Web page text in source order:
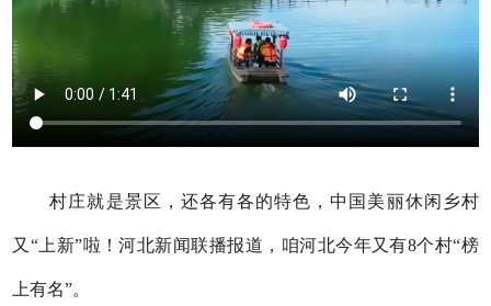
村庄就是景区，还各有各的特色，中国美丽休闲乡村
又“上新”啦！河北新闻联播报道，咱河北今年又有8个村“榜
上有名”。